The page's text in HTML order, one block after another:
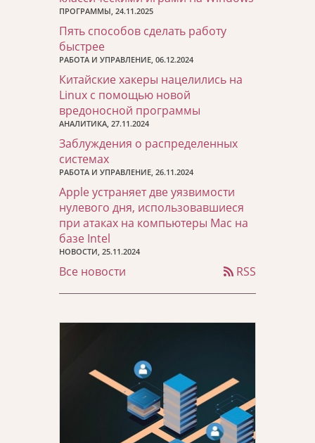
ПРОГРАММЫ, 24.11.2025
Пять способов сделать работу
быстрее
РАБОТА И УПРАВЛЕНИЕ, 06.12.2024
Китайские хакеры нацелились на
Linux с помощью новой
вредоносной программы
АНАЛИТИКА, 27.11.2024
Заблуждения о распределенных
системах
РАБОТА И УПРАВЛЕНИЕ, 26.11.2024
Apple устраняет две уязвимости
нулевого дня, использовавшиеся
при атаках на компьютеры Mac на
базе Intel
НОВОСТИ, 25.11.2024
Все новости RSS